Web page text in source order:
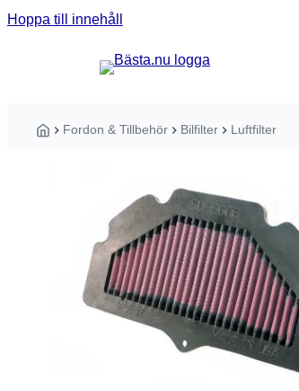
Hoppa till innehåll
Sök guider, tester eller produkter ...
Hem
Fordon & Tillbehör Bilfilter Luftfilter